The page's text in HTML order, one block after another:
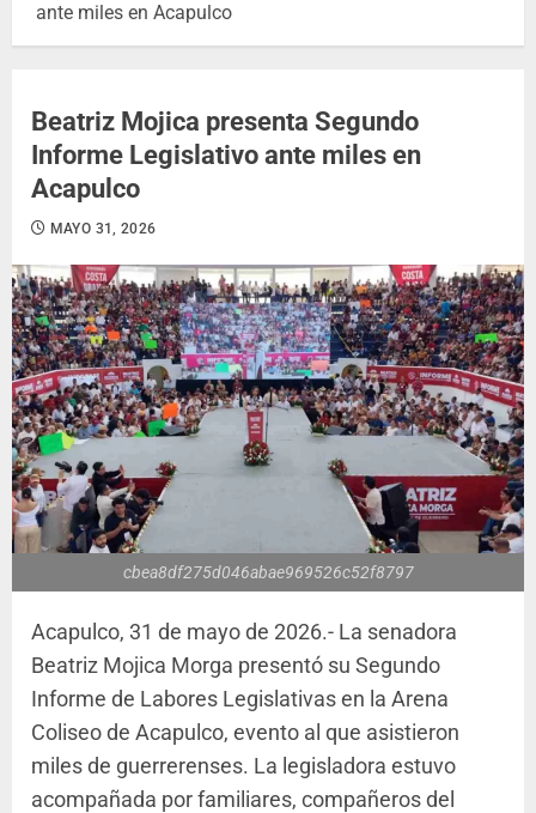
ante miles en Acapulco
Beatriz Mojica presenta Segundo
Informe Legislativo ante miles en
Acapulco
MAYO 31, 2026
cbea8df275d046abae969526c52f8797
Acapulco, 31 de mayo de 2026.- La senadora
Beatriz Mojica Morga presentó su Segundo
Informe de Labores Legislativas en la Arena
Coliseo de Acapulco, evento al que asistieron
miles de guerrerenses. La legisladora estuvo
acompañada por familiares, compañeros del